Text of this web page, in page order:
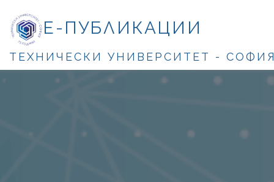
Е-ПУБЛИКАЦИИ
ТЕХНИЧЕСКИ УНИВЕРСИТЕТ -